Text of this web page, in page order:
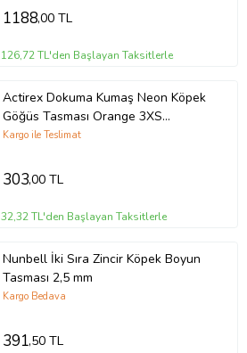
1188,00 TL
126,72 TL'den Başlayan Taksitlerle
Actirex Dokuma Kumaş Neon Köpek
Göğüs Tasması Orange 3XS
Boyun20-24cm / Göğüs24-28cm
Kargo ile Teslimat
303,00 TL
32,32 TL'den Başlayan Taksitlerle
Nunbell İki Sıra Zincir Köpek Boyun
Tasması 2,5 mm
Kargo Bedava
391,50 TL